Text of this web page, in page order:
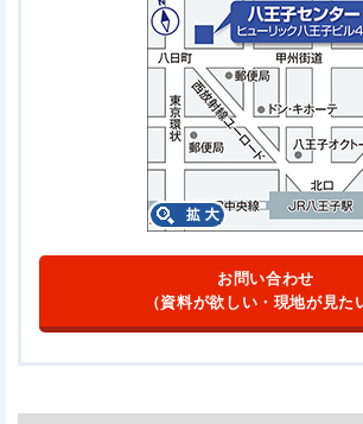
お問い合わせ
（資料が欲しい・現地が見た